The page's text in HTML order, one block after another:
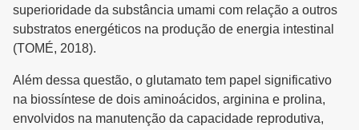
superioridade da substância umami com relação a outros
substratos energéticos na produção de energia intestinal
(TOMÉ, 2018).
Além dessa questão, o glutamato tem papel significativo
na biossíntese de dois aminoácidos, arginina e prolina,
envolvidos na manutenção da capacidade reprodutiva,